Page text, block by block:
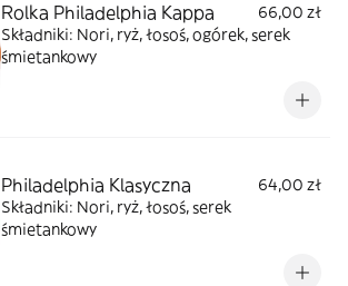
Rolka Philadelphia Kappa
66,00 zł
Składniki: Nori, ryż, łosoś, ogórek, serek
śmietankowy
Philadelphia Klasyczna
64,00 zł
Składniki: Nori, ryż, łosoś, serek
śmietankowy